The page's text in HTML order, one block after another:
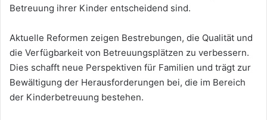
Betreuung ihrer Kinder entscheidend sind.
Aktuelle Reformen zeigen Bestrebungen, die Qualität und
die Verfügbarkeit von Betreuungsplätzen zu verbessern.
Dies schafft neue Perspektiven für Familien und trägt zur
Bewältigung der Herausforderungen bei, die im Bereich
der Kinderbetreuung bestehen.